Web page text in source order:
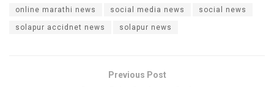
online marathi news social media news social news
solapur accidnet news solapur news
Previous Post